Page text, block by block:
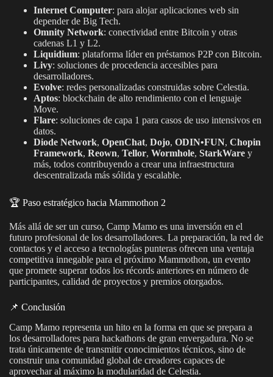
Internet Computer: para alojar aplicaciones web sin
depender de Big Tech.
Omnity Network: conectividad entre Bitcoin y otras
cadenas L1 y L2.
Liquidium: plataforma líder en préstamos P2P con Bitcoin.
Livy: soluciones de procedencia accesibles para
desarrolladores.
Evolve: redes personalizadas construidas sobre Celestia.
Aptos: blockchain de alto rendimiento con el lenguaje
Move.
Flare: soluciones de capa 1 para casos de uso intensivos en
datos.
Diode Network, OpenChat, Dojo, ODIN•FUN, Chopin
Framework, Reown, Tellor, Wormhole, StarkWare y
más, todos contribuyendo a crear una infraestructura
descentralizada más sólida y escalable.
🏆 Paso estratégico hacia Mammothon 2
Más allá de ser un curso, Camp Mamo es una inversión en el
futuro profesional de los desarrolladores. La preparación, la red de
contactos y el acceso a tecnologías punteras ofrecen una ventaja
competitiva innegable para el próximo Mammothon, un evento
que promete superar todos los récords anteriores en número de
participantes, calidad de proyectos y premios otorgados.
📌 Conclusión
Camp Mamo representa un hito en la forma en que se prepara a
los desarrolladores para hackathons de gran envergadura. No se
trata únicamente de transmitir conocimientos técnicos, sino de
construir una comunidad global de creadores capaces de
aprovechar al máximo la modularidad de Celestia.